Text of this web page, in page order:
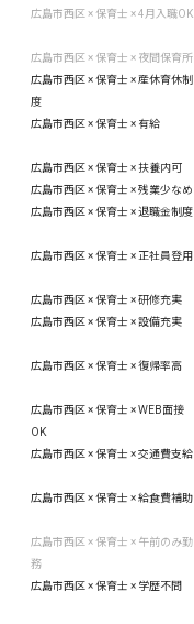
広島市西区 × 保育士 × 4月入職OK
広島市西区 × 保育士 × 夜間保育所
広島市西区 × 保育士 × 産休育休制
度
広島市西区 × 保育士 × 有給
広島市西区 × 保育士 × 扶養内可
広島市西区 × 保育士 × 残業少なめ
広島市西区 × 保育士 × 退職金制度
広島市西区 × 保育士 × 正社員登用
広島市西区 × 保育士 × 研修充実
広島市西区 × 保育士 × 設備充実
広島市西区 × 保育士 × 復帰率高
広島市西区 × 保育士 × WEB面接
OK
広島市西区 × 保育士 × 交通費支給
広島市西区 × 保育士 × 給食費補助
広島市西区 × 保育士 × 午前のみ勤
務
広島市西区 × 保育士 × 学歴不問